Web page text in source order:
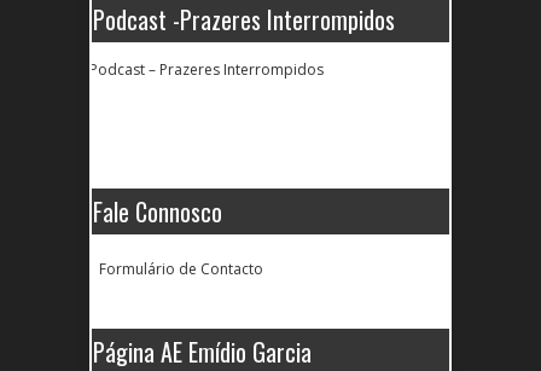
Podcast -Prazeres Interrompidos
Podcast – Prazeres Interrompidos
Fale Connosco
Formulário de Contacto
Página AE Emídio Garcia